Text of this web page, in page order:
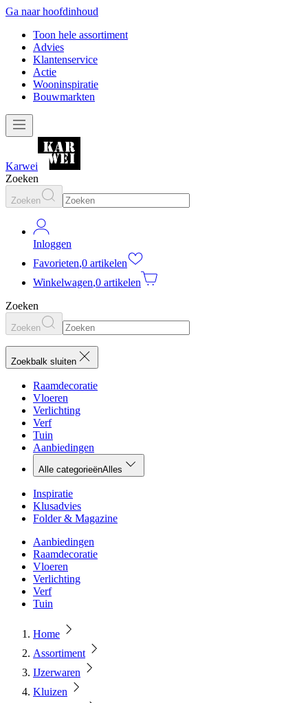
Ga naar hoofdinhoud
Toon hele assortiment
Advies
Klantenservice
Actie
Wooninspiratie
Bouwmarkten
Karwei
Zoeken
Zoeken
Inloggen
Favorieten,0 artikelen
Winkelwagen,0 artikelen
Zoeken
Zoeken
Zoekbalk sluiten
Raamdecoratie
Vloeren
Verlichting
Verf
Tuin
Aanbiedingen
Alle categorieënAlles
Inspiratie
Klusadvies
Folder & Magazine
Aanbiedingen
Raamdecoratie
Vloeren
Verlichting
Verf
Tuin
Home
Assortiment
IJzerwaren
Kluizen